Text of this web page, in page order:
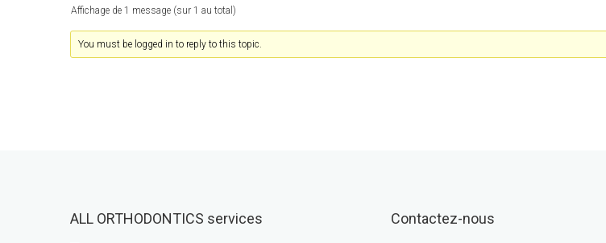
Affichage de 1 message (sur 1 au total)
You must be logged in to reply to this topic.
ALL ORTHODONTICS services Contactez-nous